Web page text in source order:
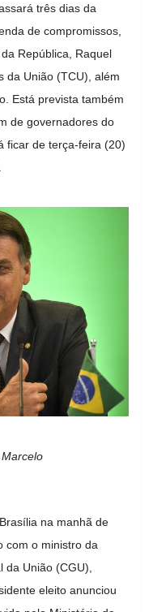
três dias da
de compromissos,
República, Raquel
da União (TCU), além
Está prevista também
de governadores do
ficar de terça-feira (20)
na manhã de
com o ministro da
da União (CGU),
eleito anunciou